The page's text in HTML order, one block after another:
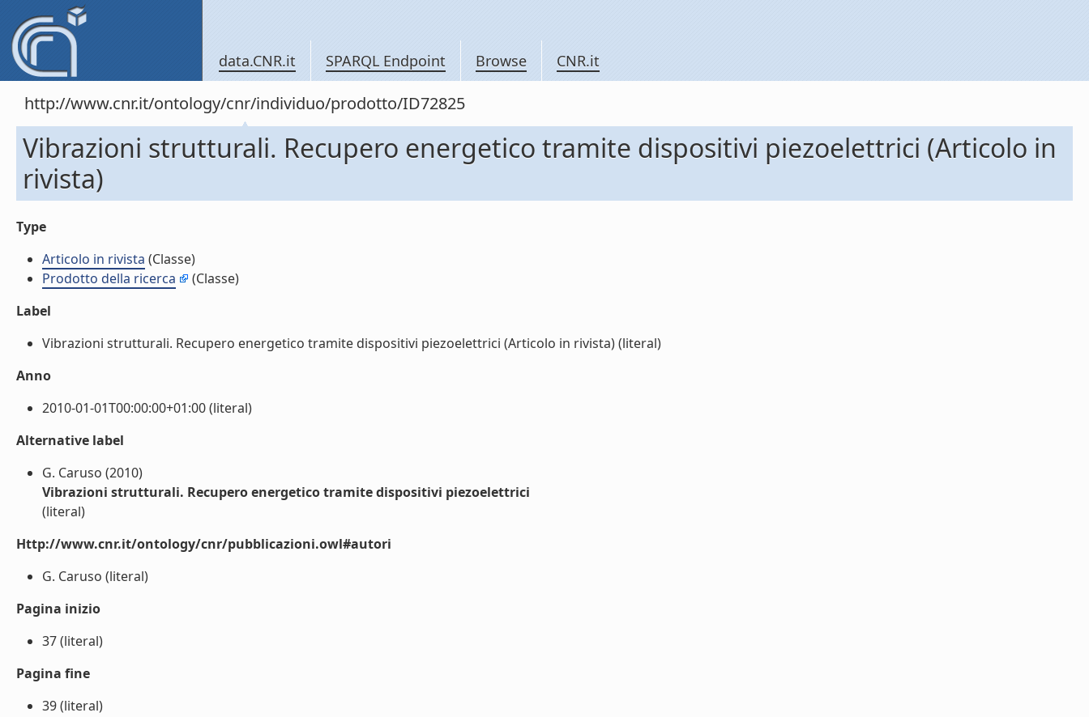
data.CNR.it SPARQL Endpoint Browse CNR.it
http://www.cnr.it/ontology/cnr/individuo/prodotto/ID72825
Vibrazioni strutturali. Recupero energetico tramite dispositivi piezoelettrici (Articolo in
rivista)
Type
Articolo in rivista (Classe)
Prodotto della ricerca
(Classe)
Label
Vibrazioni strutturali. Recupero energetico tramite dispositivi piezoelettrici (Articolo in rivista) (literal)
Anno
2010-01-01T00:00:00+01:00 (literal)
Alternative label
G. Caruso (2010)
Vibrazioni strutturali. Recupero energetico tramite dispositivi piezoelettrici
(literal)
Http://www.cnr.it/ontology/cnr/pubblicazioni.owl#autori
G. Caruso (literal)
Pagina inizio
37 (literal)
Pagina fine
39 (literal)